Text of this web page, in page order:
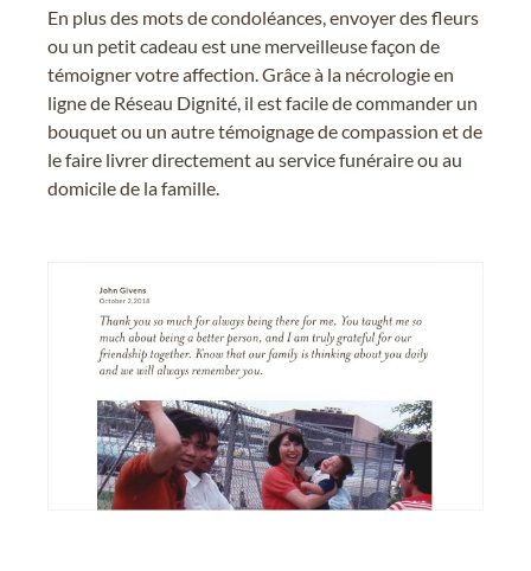
En plus des mots de condoléances, envoyer des fleurs
ou un petit cadeau est une merveilleuse façon de
témoigner votre affection. Grâce à la nécrologie en
ligne de Réseau Dignité, il est facile de commander un
bouquet ou un autre témoignage de compassion et de
le faire livrer directement au service funéraire ou au
domicile de la famille.